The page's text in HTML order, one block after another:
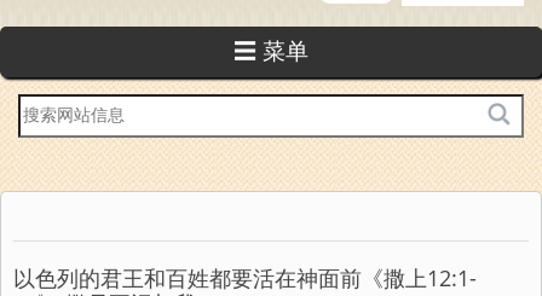
☰ 菜单
站
内
搜
索
以色列的君王和百姓都要活在神面前《撒上12:1-